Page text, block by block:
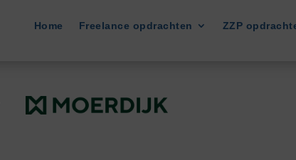
Home Freelance opdrachten ZZP